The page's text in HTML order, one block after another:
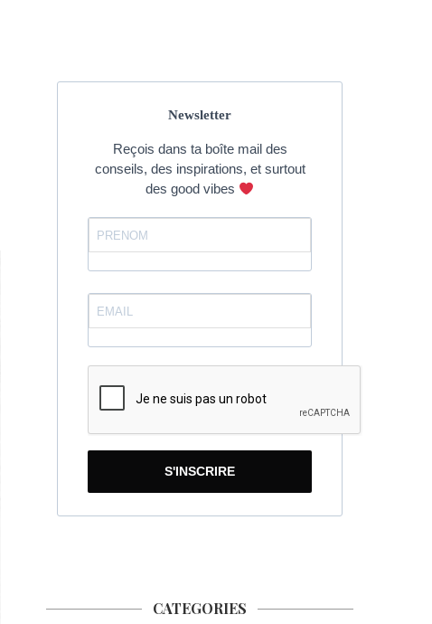
Newsletter
Reçois dans ta boîte mail des
conseils, des inspirations, et surtout
des good vibes
S'INSCRIRE
CATEGORIES